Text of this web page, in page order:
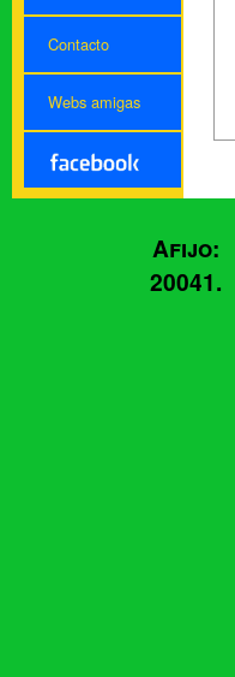
Contacto
Webs amigas
Afijo:
20041.